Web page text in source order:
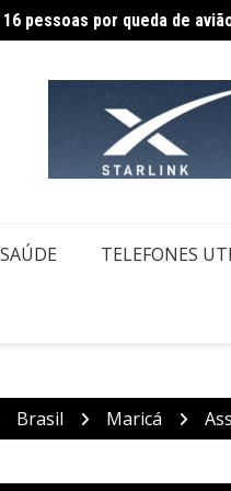
Itaquaquecetuba é extinto
SAÚDE TELEFONES
Brasil Maricá